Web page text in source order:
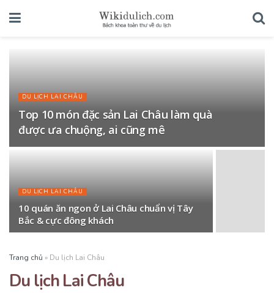
DU LỊCH LAI CHÂU
Top 10 món đặc sản Lai Châu làm quà
được ưa chuộng, ai cũng mê
DU LỊCH LAI CHÂU
10 quán ăn ngon ở Lai Châu chuẩn vị Tây
Bắc & cực đông khách
Trang chủ » Du lịch Lai Châu
Du lịch Lai Châu